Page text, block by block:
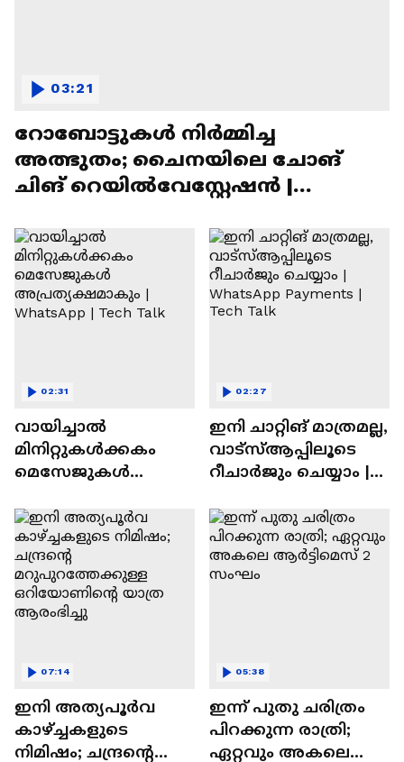
റോബോട്ടുകൾ നിർമ്മിച്ച
അത്ഭുതം; ചൈനയിലെ ചോങ്
ചിങ് റെയിൽവേസ്റ്റേഷൻ |
03:21
വായിച്ചാൽ
മിനിറ്റുകൾക്കകം
മെസേജുകള്‍
WhatsApp | Tech Talk
02:31
ഇനി ചാറ്റിങ് മാത്രമല്ല,
വാട്‌സ്‌ആപ്പിലൂടെ
റീചാർജും ചെയ്യാം |
Tech Talk
02:27
ഇനി അത്യപൂര്‍വ
കാഴ്ച്ചകളുടെ
നിമിഷം; ചന്ദ്രന്റെ
07:14
ഇന്ന് പുതു ചരിത്രം
പിറക്കുന്ന രാത്രി;
ഏറ്റവും അകലെ
05:38